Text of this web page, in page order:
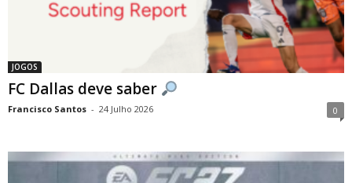
JOGOS
FC Dallas deve saber
Francisco Santos - 24 Julho 2026 0